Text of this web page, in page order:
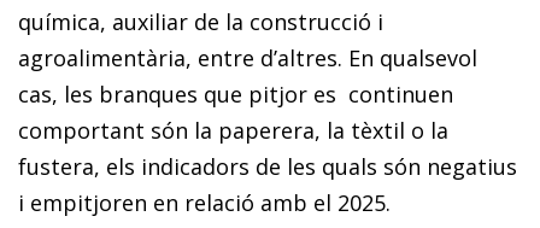
química, auxiliar de la construcció i
agroalimentària, entre d’altres. En qualsevol
cas, les branques que pitjor es continuen
comportant són la paperera, la tèxtil o la
fustera, els indicadors de les quals són negatius
i empitjoren en relació amb el 2025.